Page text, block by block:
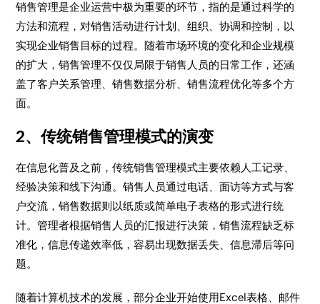
销售管理是企业运营中极为重要的环节，指的是通过科学的
方法和流程，对销售活动进行计划、组织、协调和控制，以
实现企业销售目标的过程。随着市场环境的变化和企业规模
的扩大，销售管理不仅仅局限于销售人员的日常工作，还涵
盖了客户关系管理、销售数据分析、销售流程优化等多个方
面。
2、传统销售管理模式的演变
在信息化普及之前，传统销售管理模式主要依赖人工记录、
经验决策和线下沟通。销售人员通过电话、面访等方式与客
户交流，销售数据则以纸质或简单电子表格的形式进行统
计。管理者根据销售人员的汇报进行决策，销售流程缺乏标
准化，信息传递效率低，容易出现数据丢失、信息滞后等问
题。
随着计算机技术的发展，部分企业开始使用Excel表格、邮件